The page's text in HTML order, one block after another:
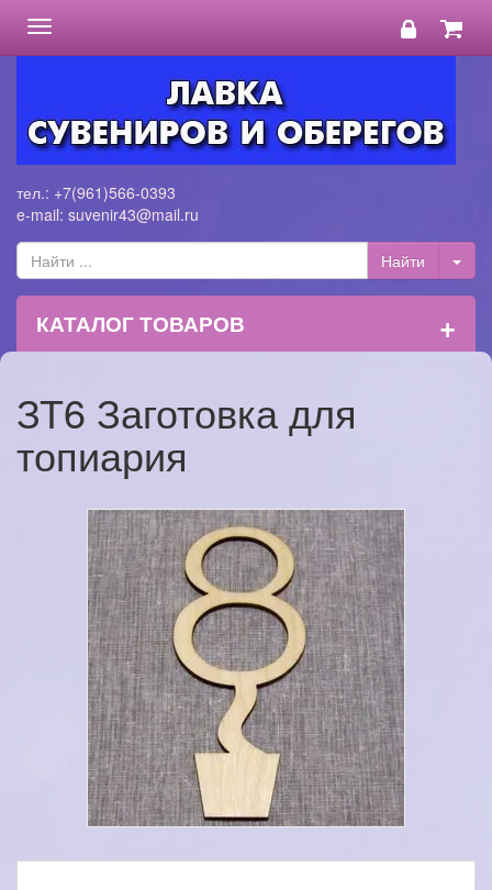
Toggle
navigation
тел.: +7(961)566-0393
e-mail: suvenir43@mail.ru
КАТАЛОГ ТОВАРОВ +
ЗТ6 Заготовка для
топиария